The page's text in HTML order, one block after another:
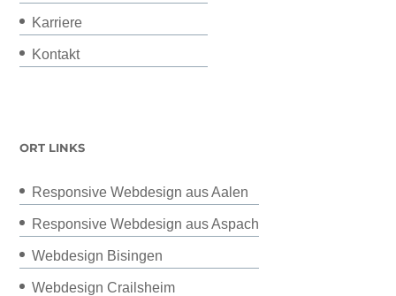
Karriere
Kontakt
ORT LINKS
Responsive Webdesign aus Aalen
Responsive Webdesign aus Aspach
Webdesign Bisingen
Webdesign Crailsheim